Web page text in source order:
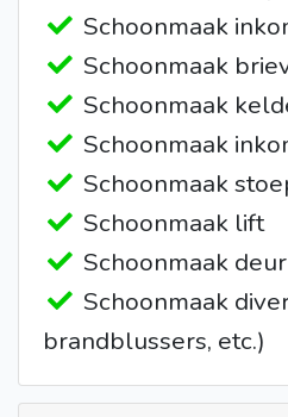
Schoonmaak
Schoonmaak
Schoonmaak
Schoonmaak
Schoonmaak
Schoonmaak lift
Schoonmaak
Schoonmaak
brandblussers, etc.)